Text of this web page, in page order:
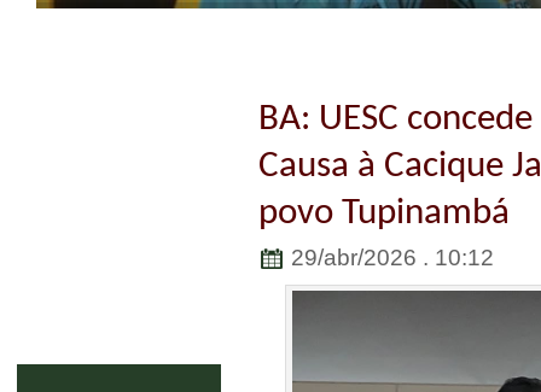
BA: UESC
Causa à Cacique
povo Tupinambá
29/abr/2026 . 10:12